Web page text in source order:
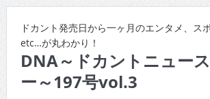
CINEMA×STYLE 289号
CINEMA×STYLE 288号
CINEMA×STYLE 287号
ドカント発売日から一ヶ月のエンタメ、ス
etc…が丸わかり！
DNA～ドカントニュー
ー～197号vol.3